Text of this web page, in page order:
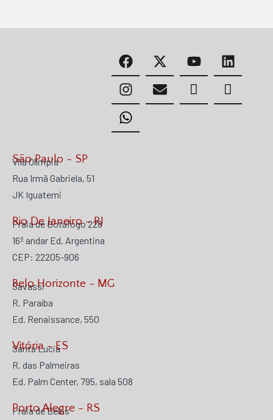
São Paulo - SP
Vila Olímpia
Rua Irmã Gabriela, 51
JK Iguatemi
Praia de Botafogo 228
16º andar Ed. Argentina
CEP: 22205-906
Rio De Janeiro - RJ
Savassi
R. Paraíba
Ed. Renaissance, 550
Belo Horizonte - MG
Santa Lucia
R. das Palmeiras
Ed. Palm Center, 795, sala 508
Vitória - ES
Praia de Belas
Porto Alegre - RS